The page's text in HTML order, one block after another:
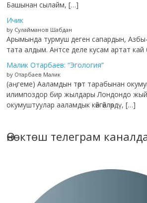
Башынан сылайм, […]
Ичик
by Сулайманов Шабдан
Арымында турмуш деген сапардын,
тата алдым. Антсе деле кусам артат
Малик Отарбаев: “Эгология”
by Отарбаев Малик
(аңгеме) Ааламдын төрт тарабынан
илимпоздор бир жылдары Лондондо
окумуштуулар ааламдык көйгөйлөрдү, […]
Өнөктөш телеграм